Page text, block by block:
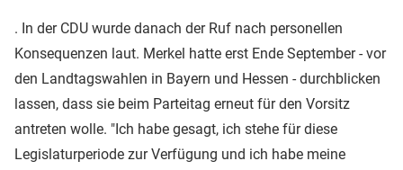
. In der CDU wurde danach der Ruf nach personellen
Konsequenzen laut. Merkel hatte erst Ende September - vor
den Landtagswahlen in Bayern und Hessen - durchblicken
lassen, dass sie beim Parteitag erneut für den Vorsitz
antreten wolle. "Ich habe gesagt, ich stehe für diese
Legislaturperiode zur Verfügung und ich habe meine